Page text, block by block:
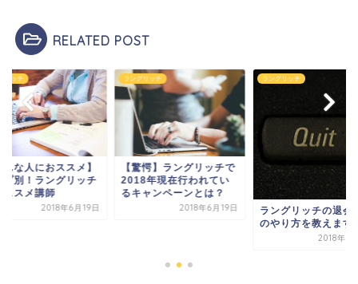
RELATED POST
リッチ
んな人におススメ】
プ別！ラングリッチ
ススメ講師
2018年6月19日
ラングリッチ
【驚愕】ラングリッチで
2018年現在行われてい
るキャンペーンとは？
2018年6月19日
ラングリッチ
ラングリッチの退会
のやり方を教えます
2018年3